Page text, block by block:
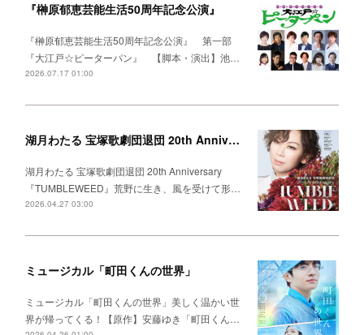
『榊原郁恵芸能生活50周年記念公演』
『榊原郁恵芸能生活50周年記念公演』 第一部
『大江戸☆ピーターパン』 【脚本・演出】池…
2026.07.17 01:00
湖月わたる 宝塚歌劇団退団 20th Anniversary 『TUMBLEWEED』
湖月わたる 宝塚歌劇団退団 20th Anniversary
『TUMBLEWEED』荒野に生き、風を受けて形…
2026.04.27 03:00
ミュージカル「町田くんの世界」
ミュージカル「町田くんの世界」美しく温かい世
界が帰ってくる！【原作】安藤ゆき「町田くん…